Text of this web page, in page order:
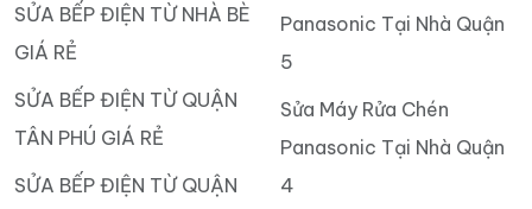
SỬA BẾP ĐIỆN TỪ NHÀ BÈ
GIÁ RẺ
SỬA BẾP ĐIỆN TỪ QUẬN
TÂN PHÚ GIÁ RẺ
SỬA BẾP ĐIỆN TỪ QUẬN
Panasonic Tại Nhà Quận
5
Sửa Máy Rửa Chén
Panasonic Tại Nhà Quận
4